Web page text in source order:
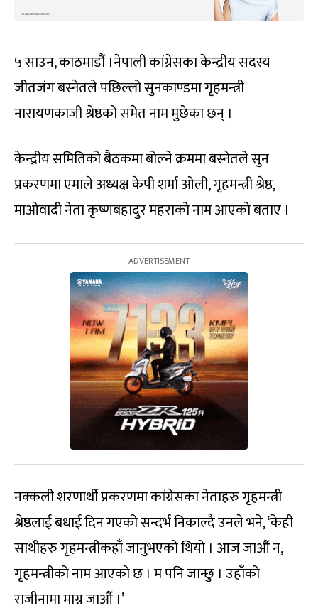
५ साउन, काठमाडौं ।नेपाली कांग्रेसका केन्द्रीय सदस्य
जीतजंग बस्नेतले पछिल्लो सुनकाण्डमा गृहमन्त्री
नारायणकाजी श्रेष्ठको समेत नाम मुछेका छन् ।
केन्द्रीय समितिको बैठकमा बोल्ने क्रममा बस्नेतले सुन
प्रकरणमा एमाले अध्यक्ष केपी शर्मा ओली, गृहमन्त्री श्रेष्ठ,
माओवादी नेता कृष्णबहादुर महराको नाम आएको बताए ।
नक्कली शरणार्थी प्रकरणमा कांग्रेसका नेताहरु गृहमन्त्री
श्रेष्ठलाई बधाई दिन गएको सन्दर्भ निकाल्दै उनले भने, ‘केही
साथीहरु गृहमन्त्रीकहाँ जानुभएको थियो । आज जाऔं न,
गृहमन्त्रीको नाम आएको छ । म पनि जान्छु । उहाँको
राजीनामा माग्न जाऔं ।’